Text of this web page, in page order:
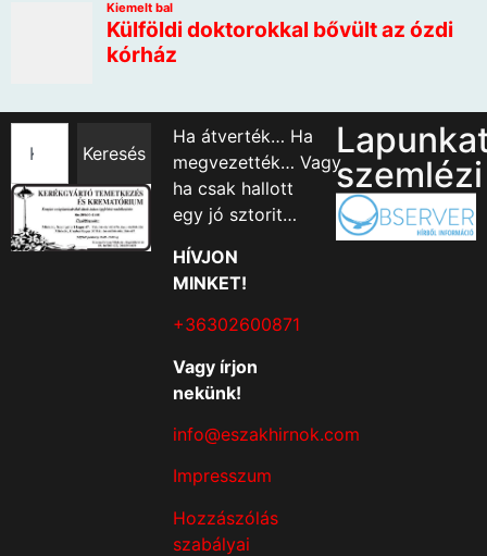
Keresés
Ha átverték… Ha
megvezették… Vagy
ha csak hallott
egy jó sztorit…
HÍVJON
MINKET!
+36302600871
Vagy írjon
nekünk!
info@eszakhirnok.com
Impresszum
Hozzászólás
szabályai
szemlézi